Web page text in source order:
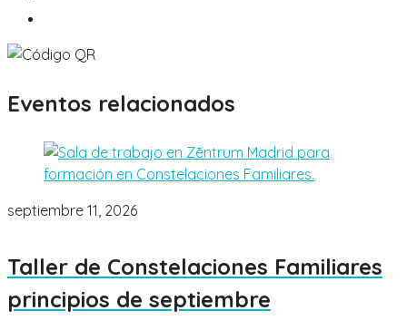
Eventos relacionados
septiembre 11, 2026
Taller de Constelaciones Familiares
principios de septiembre